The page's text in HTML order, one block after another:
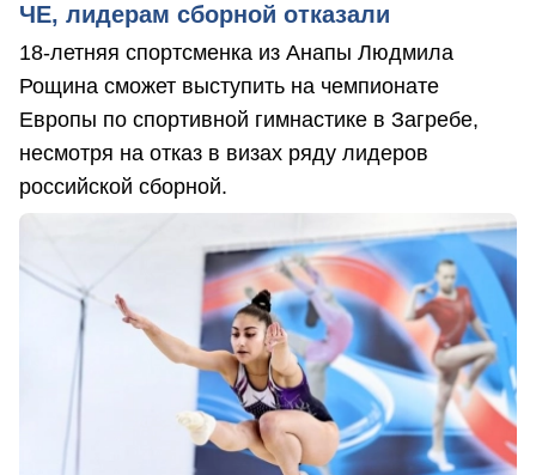
ЧЕ, лидерам сборной отказали
18-летняя спортсменка из Анапы Людмила
Рощина сможет выступить на чемпионате
Европы по спортивной гимнастике в Загребе,
несмотря на отказ в визах ряду лидеров
российской сборной.